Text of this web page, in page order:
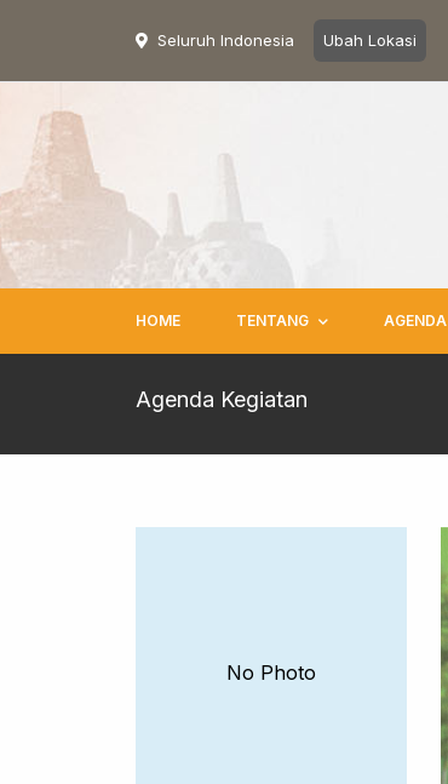
Seluruh Indonesia Ubah Lokasi
HOME TENTANG AGENDA
Agenda Kegiatan
No Photo